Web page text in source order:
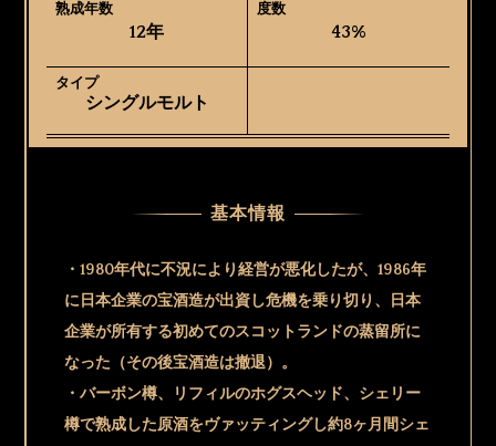
熟成年数
12年
度数
43%
タイプ
シングルモルト
基本情報
・1980年代に不況により経営が悪化したが、1986年
に日本企業の宝酒造が出資し危機を乗り切り、日本
企業が所有する初めてのスコットランドの蒸留所に
なった（その後宝酒造は撤退）。
・バーボン樽、リフィルのホグスヘッド、シェリー
樽で熟成した原酒をヴァッティングし約8ヶ月間シェ